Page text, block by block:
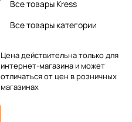
Все товары Kress
Все товары категории
Цена действительна только для
интернет-магазина и может
отличаться от цен в розничных
магазинах